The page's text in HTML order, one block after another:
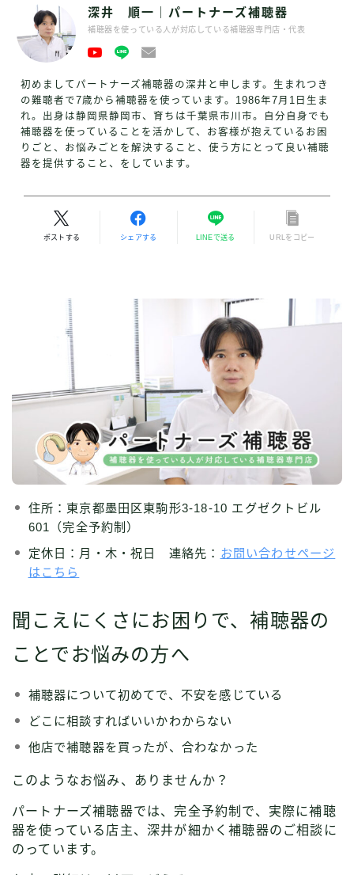
深井 順一｜パートナーズ補聴器
補聴器を使っている人が対応している補聴器専門店・代表
初めましてパートナーズ補聴器の深井と申します。生まれつき
の難聴者で7歳から補聴器を使っています。1986年7月1日生ま
れ。出身は静岡県静岡市、育ちは千葉県市川市。自分自身でも
補聴器を使っていることを活かして、お客様が抱えているお困
りごと、お悩みごとを解決すること、使う方にとって良い補聴
器を提供すること、をしています。
ポストする シェアする LINEで送る URLをコピー
住所：東京都墨田区東駒形3-18-10 エグゼクトビル
601（完全予約制）
定休日：月・木・祝日 連絡先： お問い合わせページ
はこちら
聞こえにくさにお困りで、補聴器の
ことでお悩みの方へ
補聴器について初めてで、不安を感じている
どこに相談すればいいかわからない
他店で補聴器を買ったが、合わなかった
このようなお悩み、ありませんか？
パートナーズ補聴器では、完全予約制で、実際に補聴
器を使っている店主、深井が細かく補聴器のご相談に
のっています。